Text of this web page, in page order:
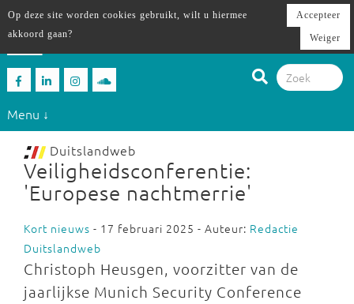
Menu ↓
Duitslandweb
Veiligheidsconferentie:
'Europese nachtmerrie'
Kort nieuws - 17 februari 2025 - Auteur: Redactie
Duitslandweb
Christoph Heusgen, voorzitter van de
jaarlijkse Munich Security Conference
Op deze site worden cookies gebruikt, wilt u hiermee
akkoord gaan?
Accepteer
Weiger